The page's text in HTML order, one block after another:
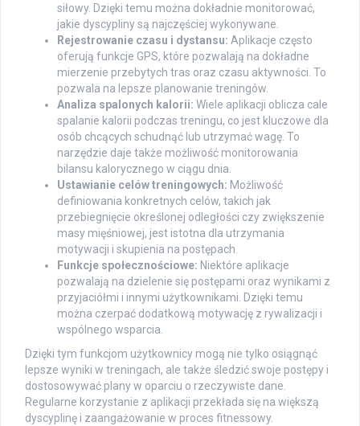
siłowy. Dzięki temu można dokładnie monitorować,
jakie dyscypliny są najczęściej wykonywane.
Rejestrowanie czasu i dystansu: Aplikacje często
oferują funkcje GPS, które pozwalają na dokładne
mierzenie przebytych tras oraz czasu aktywności. To
pozwala na lepsze planowanie treningów.
Analiza spalonych kalorii: Wiele aplikacji oblicza cale
spalanie kalorii podczas treningu, co jest kluczowe dla
osób chcących schudnąć lub utrzymać wagę. To
narzędzie daje także możliwość monitorowania
bilansu kalorycznego w ciągu dnia.
Ustawianie celów treningowych: Możliwość
definiowania konkretnych celów, takich jak
przebiegnięcie określonej odległości czy zwiększenie
masy mięśniowej, jest istotna dla utrzymania
motywacji i skupienia na postępach.
Funkcje społecznościowe: Niektóre aplikacje
pozwalają na dzielenie się postępami oraz wynikami z
przyjaciółmi i innymi użytkownikami. Dzięki temu
można czerpać dodatkową motywację z rywalizacji i
wspólnego wsparcia.
Dzięki tym funkcjom użytkownicy mogą nie tylko osiągnąć
lepsze wyniki w treningach, ale także śledzić swoje postępy i
dostosowywać plany w oparciu o rzeczywiste dane.
Regularne korzystanie z aplikacji przekłada się na większą
dyscyplinę i zaangażowanie w proces fitnessowy.